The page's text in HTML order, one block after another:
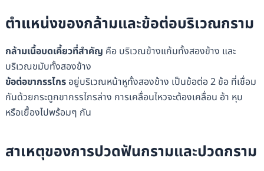
ตำแหน่งของกล้ามและข้อต่อบริเวณกราม
กล้ามเนื้อบดเคี้ยวที่สำคัญ คือ บริเวณข้างแก้มทั้งสองข้าง และ
บริเวณขมับทั้งสองข้าง
ข้อต่อขากรรไกรอยู่บริเวณหน้าหูทั้งสองข้าง เป็นข้อต่อ 2 ข้อ ที่เชื่อม
กันด้วยกระดูกขากรรไกรล่าง การเคลื่อนไหวจะต้องเคลื่อน อ้า หุบ
หรือเยื้องไปพร้อมๆ กัน
สาเหตุของการปวดฟันกรามและปวดกราม